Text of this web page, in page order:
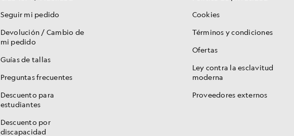
Seguir mi pedido
Devolución / Cambio de
mi pedido
Guías de tallas
Preguntas frecuentes
Descuento para
estudiantes
Descuento por
discapacidad
Cookies
Términos y condiciones
Ofertas
Ley contra la esclavitud
moderna
Proveedores externos